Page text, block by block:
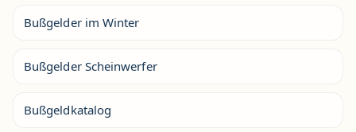
Bußgelder im Winter
Bußgelder Scheinwerfer
Bußgeldkatalog